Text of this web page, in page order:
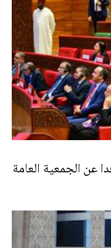
عن الجمعية العامة